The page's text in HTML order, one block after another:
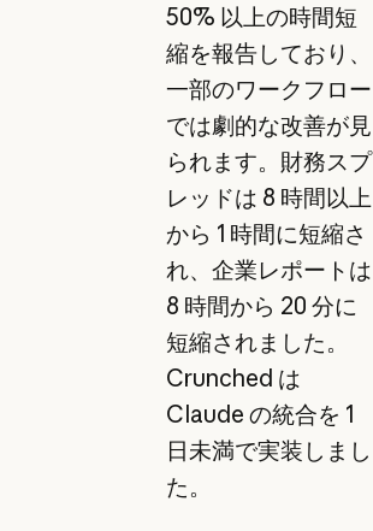
50% 以上の時間短
縮を報告しており、
一部のワークフロー
では劇的な改善が見
られます。財務スプ
レッドは 8 時間以上
から 1 時間に短縮さ
れ、企業レポートは
8 時間から 20 分に
短縮されました。
Crunched は
Claude の統合を 1
日未満で実装しまし
た。